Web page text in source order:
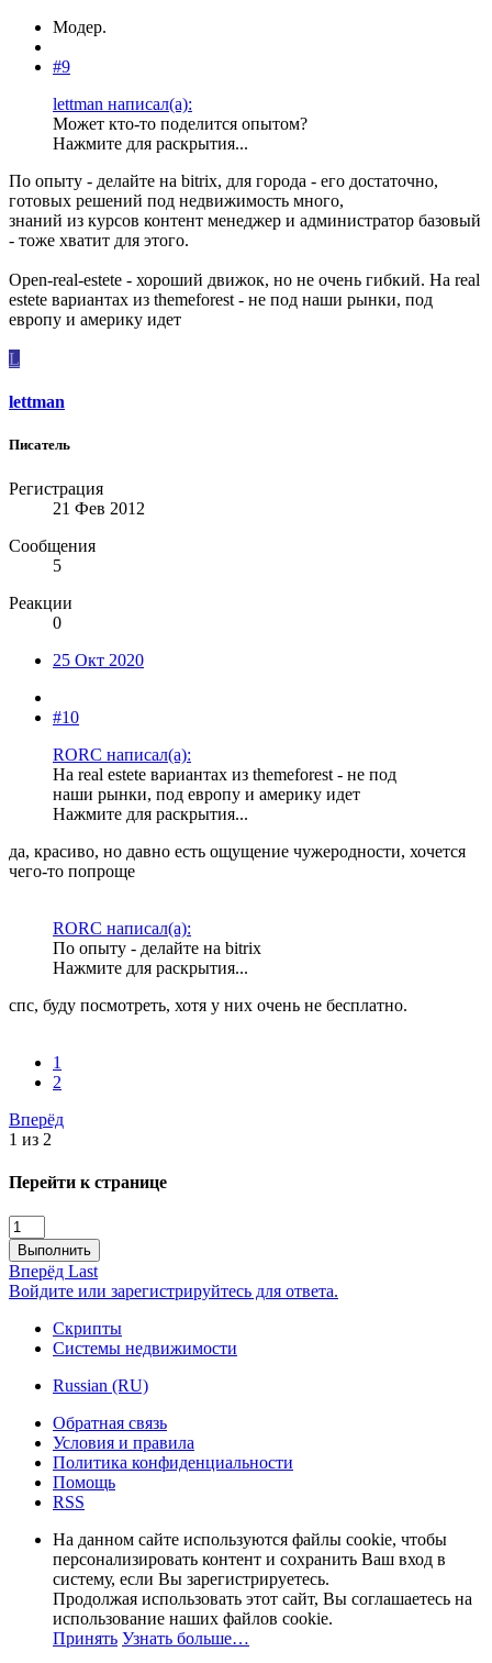
Модер.
#9
lettman написал(а):
Может кто-то поделится опытом?
Нажмите для раскрытия...
По опыту - делайте на bitrix, для города - его достаточно,
готовых решений под недвижимость много,
знаний из курсов контент менеджер и администратор базовый
- тоже хватит для этого.
Open-real-estete - хороший движок, но не очень гибкий. На real
estete вариантах из themeforest - не под наши рынки, под
европу и америку идет
L
lettman
Писатель
Регистрация
21 Фев 2012
Сообщения
5
Реакции
0
25 Окт 2020
#10
RORC написал(а):
На real estete вариантах из themeforest - не под
наши рынки, под европу и америку идет
Нажмите для раскрытия...
да, красиво, но давно есть ощущение чужеродности, хочется
чего-то попроще
RORC написал(а):
По опыту - делайте на bitrix
Нажмите для раскрытия...
спс, буду посмотреть, хотя у них очень не бесплатно.
1
2
Вперёд
1 из 2
Перейти к странице
Выполнить
Вперёд Last
Войдите или зарегистрируйтесь для ответа.
Скрипты
Системы недвижимости
Russian (RU)
Обратная связь
Условия и правила
Политика конфиденциальности
Помощь
RSS
На данном сайте используются файлы cookie, чтобы
персонализировать контент и сохранить Ваш вход в
систему, если Вы зарегистрируетесь.
Продолжая использовать этот сайт, Вы соглашаетесь на
использование наших файлов cookie.
Принять Узнать больше…